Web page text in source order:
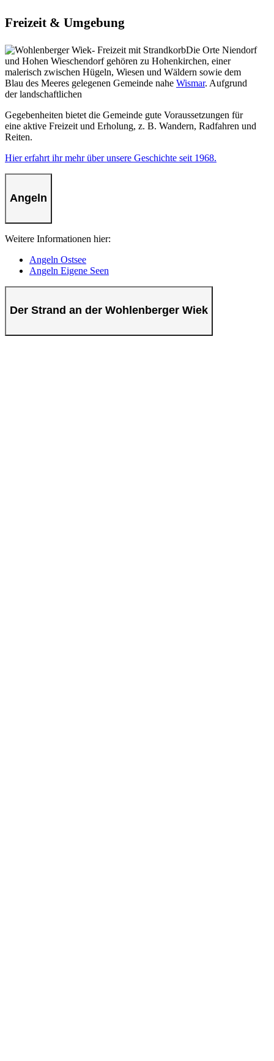
Freizeit & Umgebung
Die Orte Niendorf
und Hohen Wieschendorf gehören zu Hohenkirchen, einer
malerisch zwischen Hügeln, Wiesen und Wäldern sowie dem
Blau des Meeres gelegenen Gemeinde nahe Wismar. Aufgrund
der landschaftlichen
Gegebenheiten bietet die Gemeinde gute Voraussetzungen für
eine aktive Freizeit und Erholung, z. B. Wandern, Radfahren und
Reiten.
Hier erfahrt ihr mehr über unsere Geschichte seit 1968.
Angeln
Weitere Informationen hier:
Angeln Ostsee
Angeln Eigene Seen
Der Strand an der Wohlenberger Wiek